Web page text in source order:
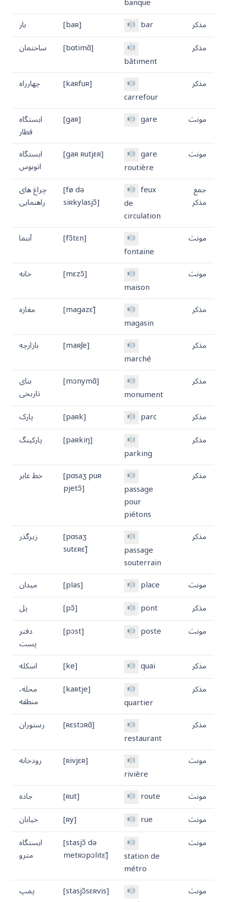
مذکر bar
[baʀ]
بار
مذکر
bâtiment
[bɑtimɑ̃] ساختمان
مذکر
carrefour
[kaʀfuʀ] چهارراه
مونث gare
[gaʀ] ایستگاه
قطار
مونث
gare
routière
[gaʀ ʀutjεʀ] ایستگاه
اتوبوس
جمع
مذکر
feux
de
circulation
[fø də
siʀkylasjɔ̃]
چراغ های
راهنمایی
مونث
fontaine
[fɔ̃tεn] آبنما
مونث
maison
[mεzɔ̃] خانه
مذکر
magasin
[magazε̃] مغازه
مذکر
marché
[maʀʃe] بازارچه
مذکر
monument
[mɔnymɑ̃] بنای
تاریخی
مذکر
parc
[paʀk]
پارک
مذکر
parking
[paʀkiŋ] پارکینگ
مذکر
passage
pour
piétons
[pɑsaʒ puʀ
pjetɔ̃]
خط عابر
مذکر
passage
souterrain
[pɑsaʒ
sutεʀε̃]
زیرگذر
مونث place
[plas]
میدان
مذکر
pont
[pɔ̃]
پل
مونث
poste
[pɔst] دفتر
پست
مذکر
quai
[ke]
اسکله
مذکر
quartier
[kaʀtje] محله،
منطقه
مذکر
restaurant
[ʀεstɔʀɑ̃] رستوران
مونث
rivière
[ʀivjεʀ] رودخانه
مونث route
[ʀut]
جاده
مونث
rue
[ʀy]
خیابان
مونث
station de
métro
[stasjɔ̃ də
metʀɔpɔlitε̃]
ایستگاه
مترو
مونث
[stasjɔ̃sεʀvis] پمپ